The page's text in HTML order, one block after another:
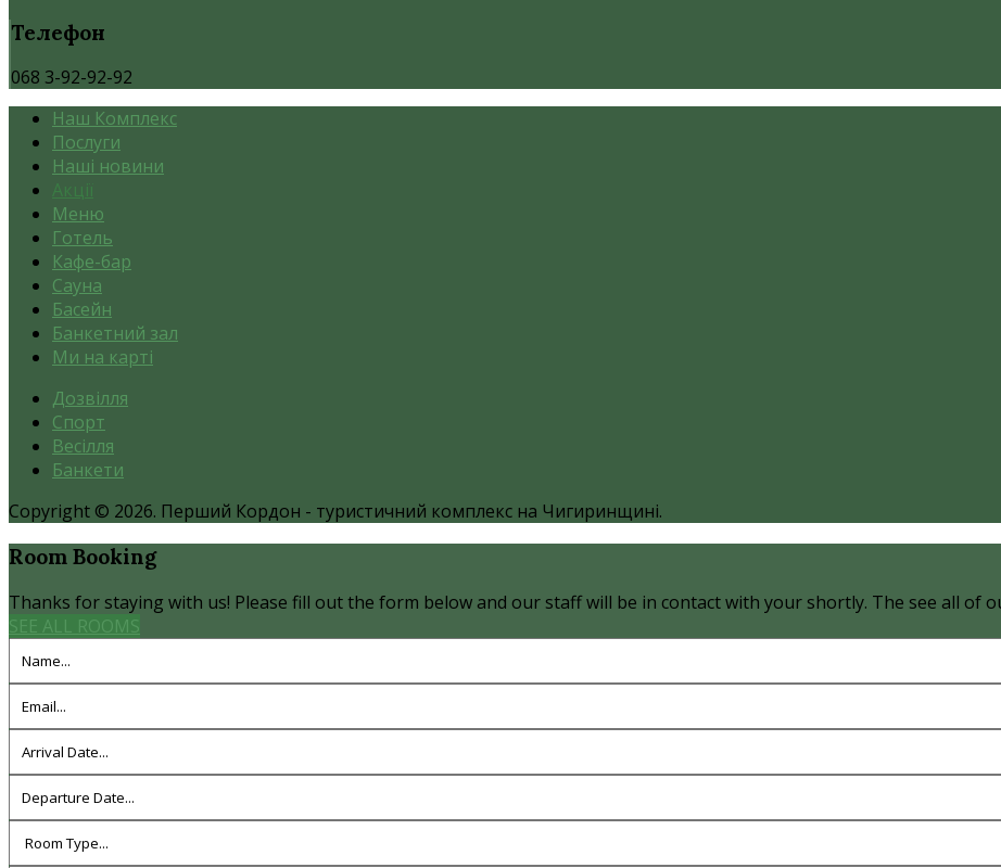
Телефон
068 3-92-92-92
Наш Комплекс
Послуги
Наші новини
Акції
Меню
Готель
Кафе-бар
Сауна
Басейн
Банкетний зал
Ми на карті
Дозвілля
Спорт
Весілля
Банкети
Copyright © 2026. Перший Кордон - туристичний комплекс на Чигиринщині.
Room Booking
Thanks for staying with us! Please fill out the form below and our staff will be in contact with your shortly. The see all of
SEE ALL ROOMS